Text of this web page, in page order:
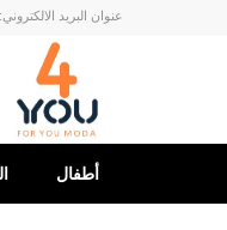
عنوان البريد الالكتروني:
أطفال